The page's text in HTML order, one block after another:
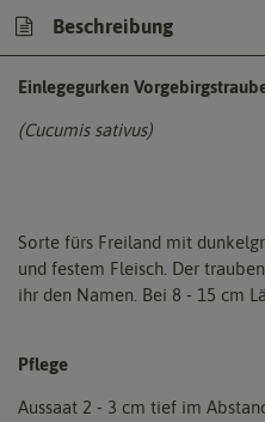
Beschreibung
Einlegegurken
(Cucumis sativus)
Sorte fürs Freiland mit
und festem Fleisch. Der
ihr den Namen. Bei 8 - 15 cm
Pflege
Aussaat 2 - 3 cm tief im